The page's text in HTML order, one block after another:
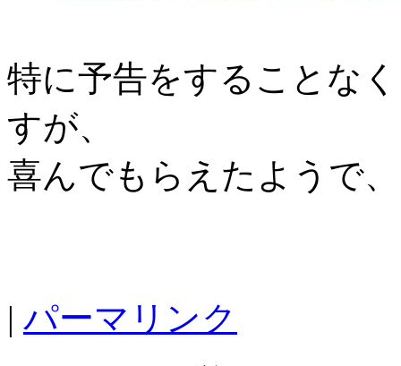
特に予告をすることな
すが、
喜んでもらえたようで
| パーマリンク